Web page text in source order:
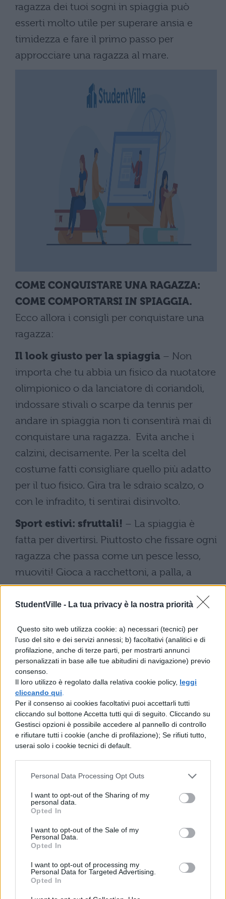
StudentVille - La tua privacy è la nostra priorità
Questo sito web utilizza cookie: a) necessari (tecnici) per
l'uso del sito e dei servizi annessi; b) facoltativi (analitici e di
profilazione, anche di terze parti, per mostrarti annunci
personalizzati in base alle tue abitudini di navigazione) previo
consenso.
Il loro utilizzo è regolato dalla relativa cookie policy, leggi
cliccando qui
Per il consenso ai cookies facoltativi puoi accettarli tutti
cliccando sul bottone Accetta tutti qui di seguito. Cliccando su
Gestisci opzioni è possibile accedere al pannello di controllo
e rifiutare tutti i cookie (anche di profilazione); Se rifiuti tutto,
userai solo i cookie tecnici di default.
Personal Data Processing Opt Outs
I want to opt-out of the Sharing of my
personal data.
Opted In
I want to opt-out of the Sale of my
Personal Data.
Opted In
I want to opt-out of processing my
Personal Data for Targeted Advertising.
Opted In
ragazza dei tuoi sogni in spiaggia può
esserti molto utile per superare ansia e
timidezza e fare il primo passo per
approcciare una ragazza al mare.
COME CONQUISTARE UNA RAGAZZA:
COME COMPORTARSI IN SPIAGGIA.
Ecco allora i consigli per conquistare una
ragazza:
Il look giusto per la spiaggia – Non
importa che tu abbia un fisico da nuotatore
olimpionico o da lanciatore di coriandoli,
indossare stivali o scarpe da tennis per
andare in spiaggia non ti consentirà mai di
conquistare una ragazza. Evita anche i
calzini, decisamente. Per la scelta del
costume fatti consigliare quello più adatto
per il tuo fisico. Gira tra le sdraio scalzo, o
con le infradito, ti sentirai disinvolto.
Sport estivi: sfruttali! – La spiaggia è
fatta per divertirsi. Piuttosto che fissare ogni
ragazza che passa come un pesce lesso,
muoviti! Gioca a racchettoni, a palla, a
freesbee, mettiti in mostra. Restando chiuso
nel "tuo angolino" nessuno ti noterà. Se non
palla finisca vicino alla ragazza che vuoi
conquistare. Trucco vecchio quanto il
mondo, ma funziona!
Protezione solare: non dimenticarla!
Esporsi al sole senza protezione fa male,
ma questo lo sapevi già. Quello che non sai
è che la protezione solare può diventare un
esperte dei ragazzi in fatto di creme e
che vuoi conquistare un consiglio sul
marca. Il ghiaccio è rotto!
pensi che conquistare una ragazza in